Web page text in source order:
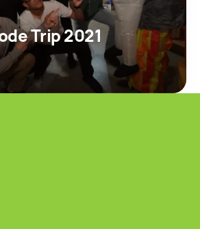
Trip 2021